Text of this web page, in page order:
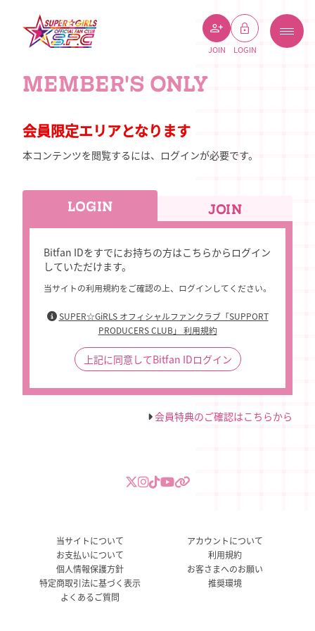
JOIN LOGIN
MEMBER'S ONLY
会員限定エリアとなります
本コンテンツを閲覧するには、ログインが必要です。
LOGIN JOIN
Bitfan IDをすでにお持ちの方はこちらからログイン
していただけます。
当サイトの利用規約をご確認の上、ログインしてください。
SUPER☆GiRLS オフィシャルファンクラブ「SUPPORT
PRODUCERS CLUB」 利用規約
上記に同意してBitfan IDログイン
会員特典のご確認はこちらから
当サイトについて
アカウントについて
お支払いについて
利用規約
個人情報保護方針
お客さまへのお願い
特定商取引法に基づく表示
推奨環境
よくあるご質問